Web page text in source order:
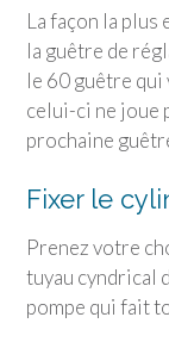
La façon la
la guêtre de
le 60 guêtre qui
celui-ci ne joue
prochaine
Fixer le
Prenez votre
tuyau cyndrical
pompe qui fait